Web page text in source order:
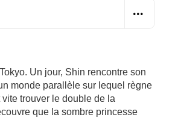
Un jour, Shin rencontre son
monde parallèle sur lequel règne
trouver le double de la
que la sombre princesse